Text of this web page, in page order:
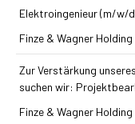
Elektroingenieur (m/w/
Finze & Wagner Holding
Zur Verstärkung
suchen wir:
Finze & Wagner Holding